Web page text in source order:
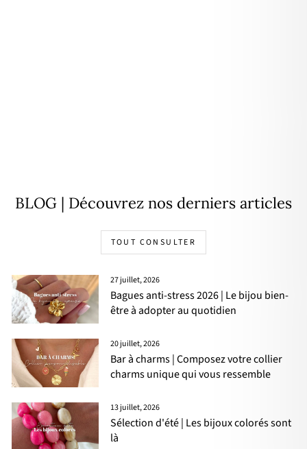
BLOG | Découvrez nos derniers articles
TOUT CONSULTER
27 juillet, 2026
Bagues anti-stress 2026 | Le bijou bien-
être à adopter au quotidien
20 juillet, 2026
Bar à charms | Composez votre collier
charms unique qui vous ressemble
13 juillet, 2026
Sélection d'été | Les bijoux colorés sont
là